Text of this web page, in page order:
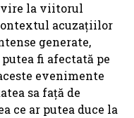
la viitorul
acuzațiilor
generate,
fi afectată pe
evenimente
sa față de
ce ar putea duce la